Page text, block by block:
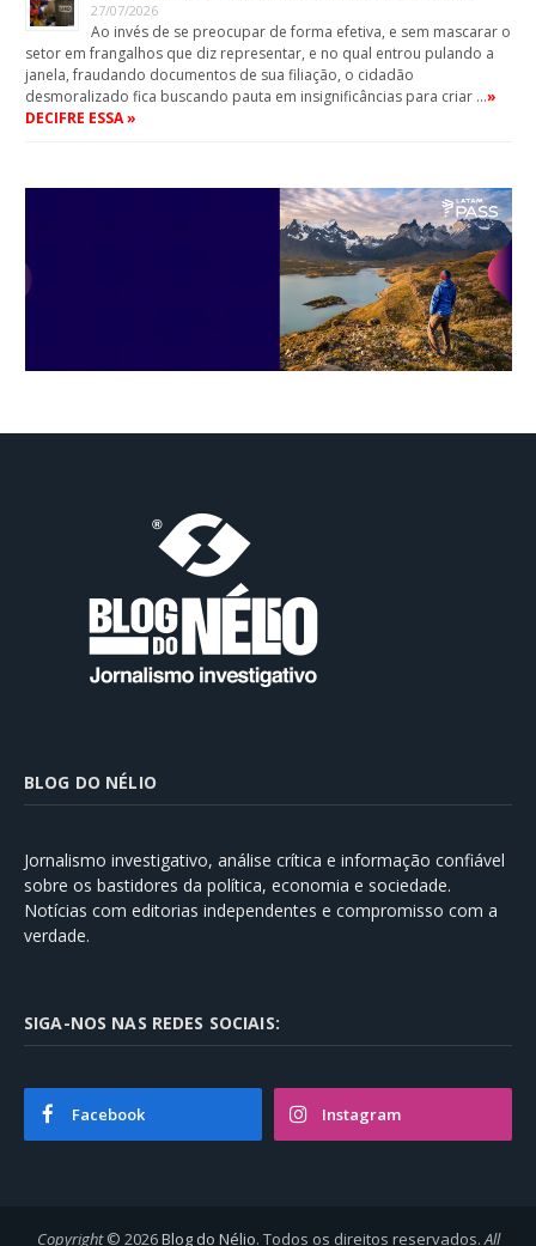
27/07/2026
Ao invés de se preocupar de forma efetiva, e sem mascarar o
setor em frangalhos que diz representar, e no qual entrou pulando a
janela, fraudando documentos de sua filiação, o cidadão
desmoralizado fica buscando pauta em insignificâncias para criar …»
DECIFRE ESSA »
BLOG DO NÉLIO
Jornalismo investigativo, análise crítica e informação confiável
sobre os bastidores da política, economia e sociedade.
Notícias com editorias independentes e compromisso com a
verdade.
SIGA-NOS NAS REDES SOCIAIS:
Facebook Instagram
Copyright© 2026Blog do Nélio. Todos os direitos reservados.All